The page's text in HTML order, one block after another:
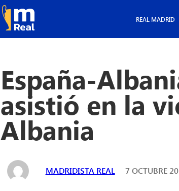
REAL MADRID
España-
asistió en la
Albania
MADRIDISTA REAL 7 OCTUBRE